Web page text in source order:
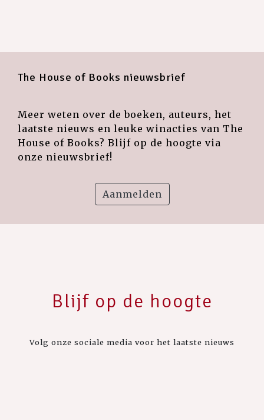
The House of Books nieuwsbrief
Meer weten over de boeken, auteurs, het
laatste nieuws en leuke winacties van The
House of Books? Blijf op de hoogte via
onze nieuwsbrief!
Aanmelden
Blijf op de hoogte
Volg onze sociale media voor het laatste nieuws